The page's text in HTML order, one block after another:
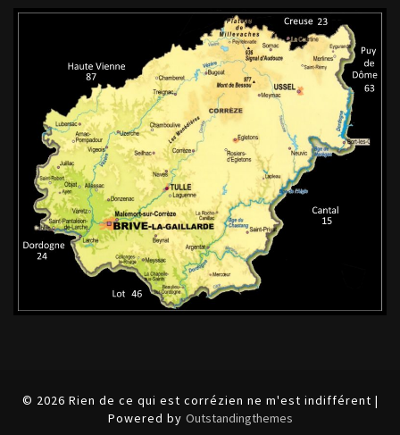
© 2026 Rien de ce qui est corrézien ne m'est indifférent |
Powered by Outstandingthemes